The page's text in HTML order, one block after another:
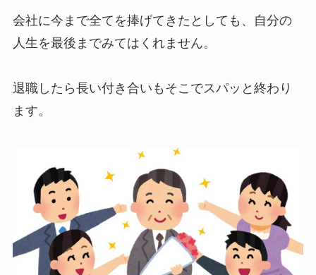
会社に今まで全てを捧げてきたとしても、自分の
人生を最後までみてはくれません。
退職したら長い付き合いもそこでスパッと終わり
ます。